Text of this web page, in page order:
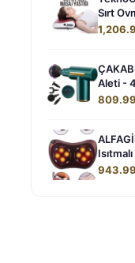
Sırt
Aleti -